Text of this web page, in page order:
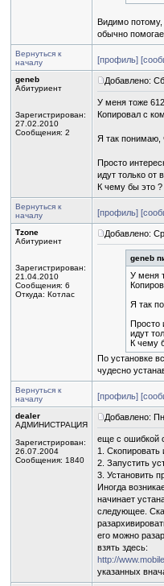
Видимо потому,
обычно
Вернуться к
началу
[профиль]
geneb
Абитуриент
Зарегистрирован:
27.02.2010
Сообщения: 2
Добавлено:
У меня тоже
Копировал с
Я так понимаю,
Просто
идут только от
К чему бы это ?
Вернуться к
началу
[профиль]
Tzone
Абитуриент
Зарегистрирован:
21.04.2010
Сообщения: 6
Откуда: Котлас
Добавлено:
geneb
У меня
Я так
Просто
идут
К чему
По установке
чудесно
Вернуться к
началу
[профиль]
dealer
АДМИНИСТРАЦИЯ
Зарегистрирован:
26.07.2004
Сообщения: 1840
Добавлено:
еще с ошибкой
1. Скопировать
2. Запустить
3. Установить
Иногда
начинает
следующее.
его можно
взять здесь:
http://
указанных